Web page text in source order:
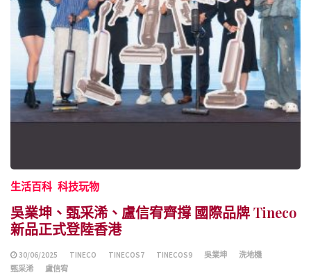
生活百科 科技玩物
吳業坤、甄采浠、盧信宥齊撐 國際品牌 Tineco
新品正式登陸香港
30/06/2025 TINECO TINECOS7 TINECOS9 吳業坤
洗地機
甄采浠
盧信宥